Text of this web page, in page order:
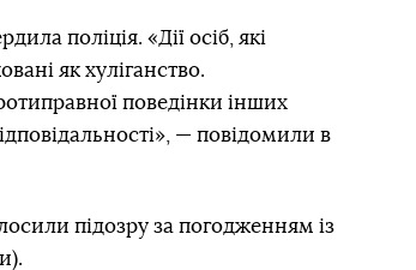
поліція. «Дії осіб, які
як хуліганство.
поведінки інших
— повідомили в
підозру за погодженням із